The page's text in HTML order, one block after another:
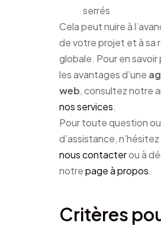
serrés
Cela peut nuire à
de votre projet et à sa
globale. Pour en savoir
les avantages d’une
web, consultez notre
nos services.
Pour toute question
d’assistance,
nous contacterou à
notrepage à propos.
Critères